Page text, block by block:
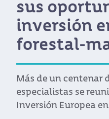
sus
inversión
forestal-
Más de un centenar
especialistas se
Inversión Europea